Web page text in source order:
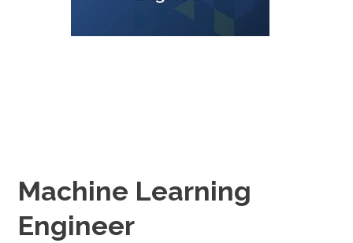
Machine Learning
Engineer